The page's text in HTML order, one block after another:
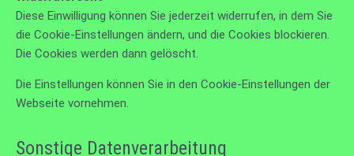
Diese Einwilligung können Sie jederzeit widerrufen, in dem Sie
die Cookie-Einstellungen ändern, und die Cookies blockieren.
Die Cookies werden dann gelöscht.
Die Einstellungen können Sie in den Cookie-Einstellungen der
Webseite vornehmen.
Sonstige Datenverarbeitung